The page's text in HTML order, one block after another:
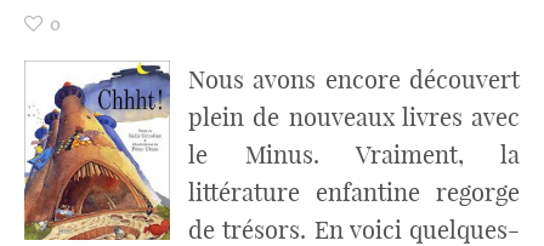
0
Nous avons encore découvert
plein de nouveaux livres avec
le Minus. Vraiment, la
littérature enfantine regorge
de trésors. En voici quelques-